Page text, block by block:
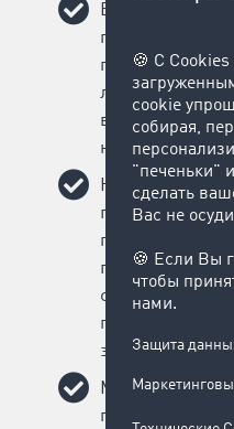
Вас ждут как
потенциальных
помощью
логистических
вы быстро и
новые заказы.
Назначать
публикация
грузам займет
секунд, и это
повлияет на
эффективность.
Мы поможем
порожних